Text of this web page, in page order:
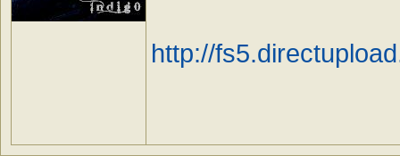
http://